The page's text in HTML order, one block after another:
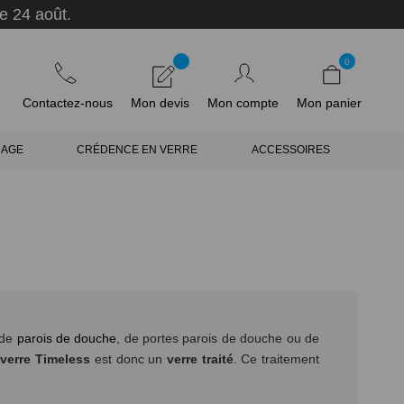
24 août.
Contactez-nous Mon devis Mon compte Mon panier
0
CRÉDENCE EN VERRE ACCESSOIRES
parois de douche, de portes parois de douche ou de
verre Timeless est donc un verre traité. Ce traitement